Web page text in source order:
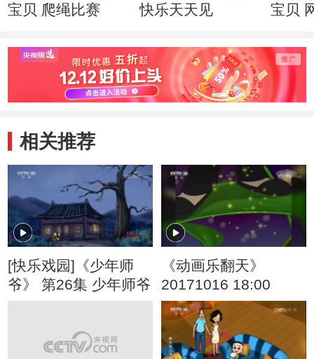
宝贝 爬绳比赛
快乐天天见
宝贝
相关推荐
[快乐戏园]《少年师
爷》 第26集 少年师爷
《动画乐翻天》
20171016 18:00